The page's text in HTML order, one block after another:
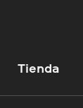
Tienda